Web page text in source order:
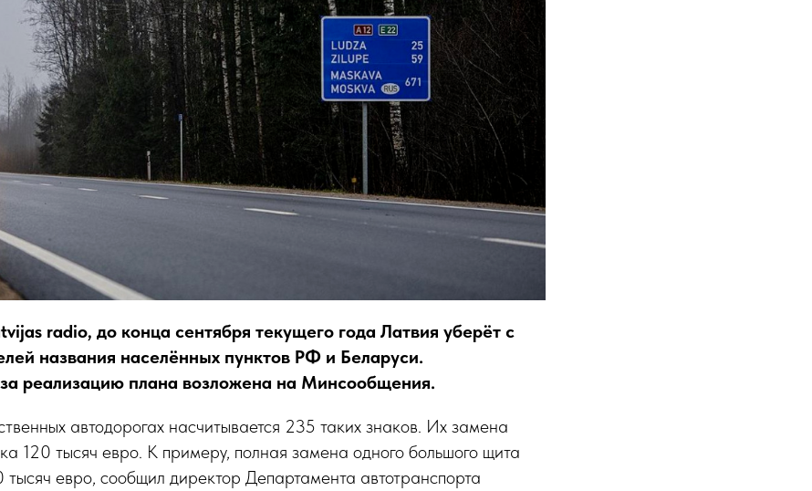
radio, до конца сентября текущего года Латвия уберёт с
названия населённых пунктов РФ и Беларуси.
реализацию плана возложена на Минсообщения.
автодорогах насчитывается 235 таких знаков. Их замена
120 тысяч евро. К примеру, полная замена одного большого щита
тысяч евро, сообщил директор Департамента автотранспорта